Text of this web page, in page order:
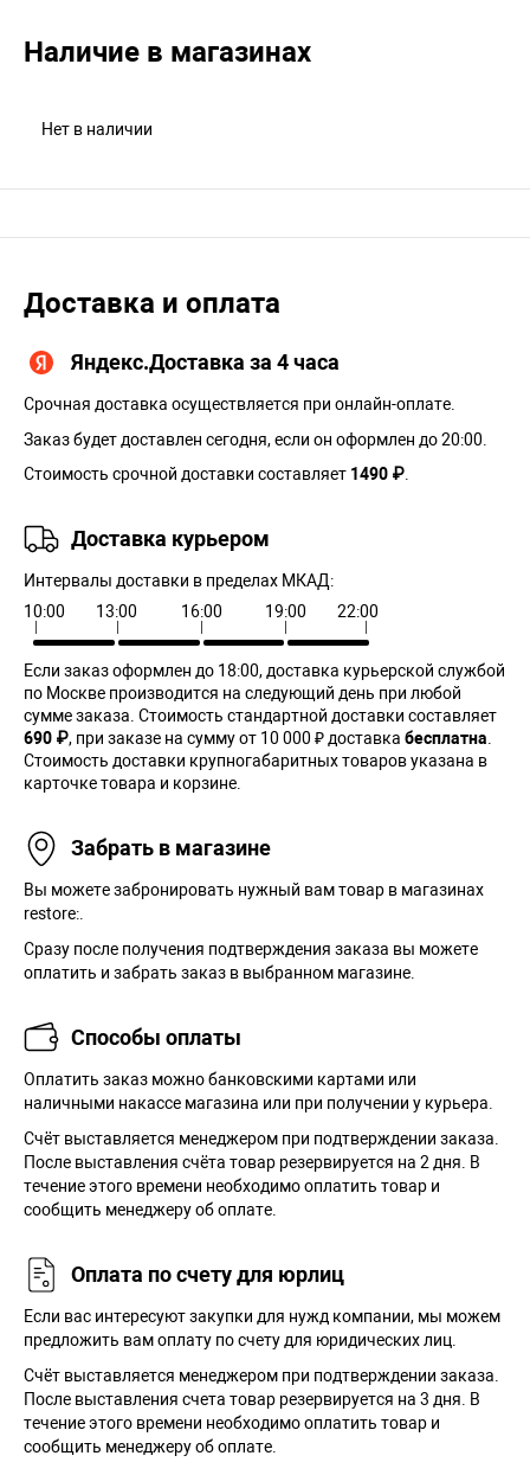
Наличие в магазинах
Нет в наличии
Доставка и оплата
Яндекс.Доставка за 4 часа
Срочная доставка осуществляется при онлайн-оплате.
Заказ будет доставлен сегодня, если он оформлен до 20:00.
Стоимость срочной доставки составляет 1490 ₽
Доставка курьером
Интервалы доставки в пределах МКАД:
10:00
13:00 16:00 19:00 22:00
Если заказ оформлен до 18:00, доставка курьерской службой
по Москве производится на следующий день при любой
сумме заказа. Cтоимость стандартной доставки составляет
690 ₽, при заказе на сумму от 10 000 ₽ доставка бесплатна
Стоимость доставки крупногабаритных товаров указана в
карточке товара и корзине.
Забрать в магазине
Вы можете забронировать нужный вам товар в магазинах
restore:.
Сразу после получения подтверждения заказа вы можете
оплатить и забрать заказ в выбранном магазине.
Способы оплаты
Оплатить заказ можно банковскими картами или
наличными накассе магазина или при получении у курьера.
Cчёт выставляется менеджером при подтверждении заказа.
После выставления счёта товар резервируется на 2 дня. В
течение этого времени необходимо оплатить товар и
сообщить менеджеру об оплате.
Оплата по счету для юрлиц
Если вас интересуют закупки для нужд компании, мы можем
предложить вам оплату по счету для юридических лиц.
Счёт выставляется менеджером при подтверждении заказа.
После выставления счета товар резервируется на 3 дня. В
течение этого времени необходимо оплатить товар и
сообщить менеджеру об оплате.